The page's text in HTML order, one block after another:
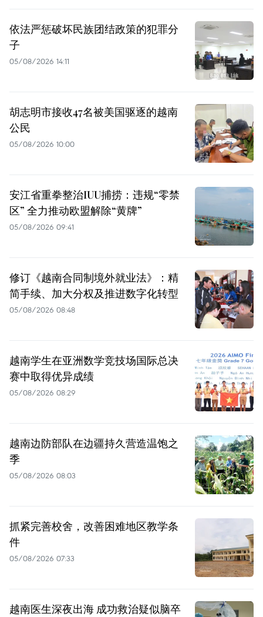
依法严惩破坏民族团结政策的犯罪分
子
05/08/2026 14:11
胡志明市接收47名被美国驱逐的越南
公民
05/08/2026 10:00
安江省重拳整治IUU捕捞：违规“零禁
区” 全力推动欧盟解除“黄牌”
05/08/2026 09:41
修订《越南合同制境外就业法》：精
简手续、加大分权及推进数字化转型
05/08/2026 08:48
越南学生在亚洲数学竞技场国际总决
赛中取得优异成绩
05/08/2026 08:29
越南边防部队在边疆持久营造温饱之
季
05/08/2026 08:03
抓紧完善校舍，改善困难地区教学条
件
05/08/2026 07:33
越南医生深夜出海 成功救治疑似脑卒